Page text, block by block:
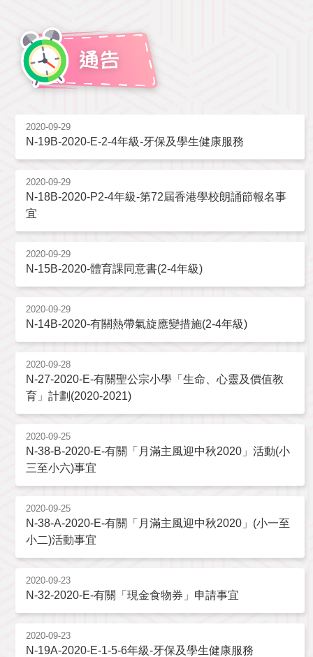
2020-09-29
N-19B-2020-E-2-4年級-牙保及學生健康服務
2020-09-29
N-18B-2020-P2-4年級-第72屆香港學校朗誦節報名事
宜
2020-09-29
N-15B-2020-體育課同意書(2-4年級)
2020-09-29
N-14B-2020-有關熱帶氣旋應變措施(2-4年級)
2020-09-28
N-27-2020-E-有關聖公宗小學「生命、心靈及價值教
育」計劃(2020-2021)
2020-09-25
N-38-B-2020-E-有關「月滿主風迎中秋2020」活動(小
三至小六)事宜
2020-09-25
N-38-A-2020-E-有關「月滿主風迎中秋2020」(小一至
小二)活動事宜
2020-09-23
N-32-2020-E-有關「現金食物券」申請事宜
2020-09-23
N-19A-2020-E-1-5-6年級-牙保及學生健康服務